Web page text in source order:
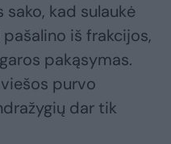
sako, kad sulaukė
iš frakcijos,
pakąsymas.
purvo
dar tik